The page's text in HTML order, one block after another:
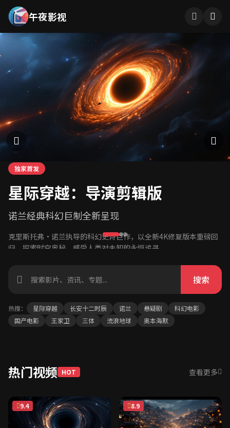
午夜影视
午夜影视 - 免费在线观看高清电影电视剧综艺动漫全集资源，
独家首发
星际穿越：导演剪辑版
诺兰经典科幻巨制全新呈现
克里斯托弗·诺兰执导的科幻史诗巨作，以全新4K修复版本重磅回
归。探索时空奥秘，感受人类对未知的永恒追寻。
立即观看 加入收藏
热播中
长安十二时辰
年度古装悬疑大剧
唐朝长安城，上元节前夕，一场惊天阴谋正在酝酿。张小敬与李必
联手，在十二个时辰内拯救长安。
立即观看 加入收藏
高分推荐
隐秘的角落
国产悬疑剧新标杆
三个孩子意外拍摄到一场谋杀，由此卷入一系列扑朔迷离的事件。
真相与谎言交织，人性在黑暗中显露。
立即观看 加入收藏 搜索
热搜： 星际穿越 长安十二时辰 诺兰 悬疑剧
科幻电影
国产电影
王家卫 三体 流浪地球 奥本海默
热门视频 HOT 查看更多
9.4 8.9